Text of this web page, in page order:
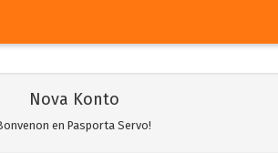
Nova Konto
en Pasporta Servo!